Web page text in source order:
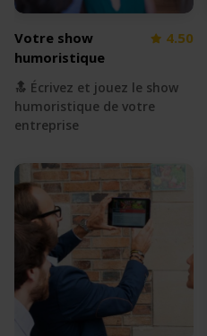
Votre show
humoristique
4.50
🔝 Écrivez et jouez le show
humoristique de votre
entreprise